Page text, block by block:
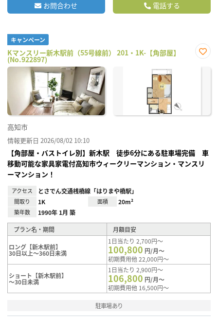
お問合わせ 電話する
キャンペーン
Kマンスリー新木駅前（55号線前） 201・1K-【角部屋】
(No.922897)
に入
高知市
情報更新日 2026/08/02 10:10
【角部屋・バストイレ別】新木駅 徒歩6分にある駐車場完備 車
移動可能な家具家電付高知市ウィークリーマンション・マンスリ
ーマンション！
アクセス とさでん交通桟橋線「はりまや橋駅」
間取り 1K 面積 20m²
築年数 1990年 1月 築
プラン名・期間 月額目安
ロング【新木駅前】
30日以上～360日未満
1日当たり 2,700円～
100,800 円/月～
初期費用他 22,000円～
ショート【新木駅前】
～30日未満
1日当たり 2,900円～
106,800 円/月～
初期費用他 16,500円～
駐車場あり